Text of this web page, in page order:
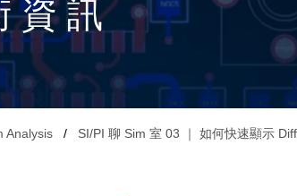
資 訊
Analysis SI/PI 聊 Sim 室 03 ｜ 如何快速顯示